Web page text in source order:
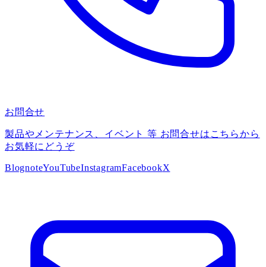
お問合せ
製品やメンテナンス、イベント 等 お問合せはこちらから
お気軽にどうぞ
BlognoteYouTubeInstagramFacebookX